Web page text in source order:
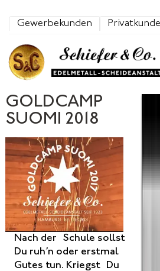
Gewerbekunden
GOLDCAMP
SUOMI 2018
Nach der Schule sollst
Du ruh’n oder erstmal
Gutes tun. Kriegst Du